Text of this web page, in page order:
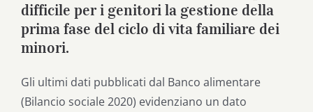
difficile per i genitori la gestione della
prima fase del ciclo di vita familiare dei
minori.
Gli ultimi dati pubblicati dal Banco alimentare
(Bilancio sociale 2020) evidenziano un dato